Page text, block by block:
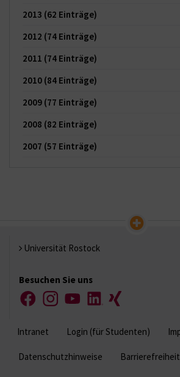
2013 (62 Einträge)
2012 (74 Einträge)
2011 (74 Einträge)
2010 (84 Einträge)
2009 (77 Einträge)
2008 (82 Einträge)
2007 (57 Einträge)
Universität Rostock
Besuchen Sie uns
FacebookInstagramYouTubeLinkedIn
Xing
Intranet Login (für Studenten)
Datenschutzhinweise Barrierefreiheit